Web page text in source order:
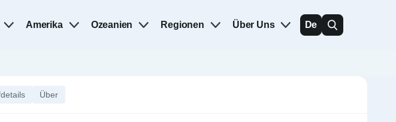
Amerika Ozeanien Regionen Über Uns De
Über